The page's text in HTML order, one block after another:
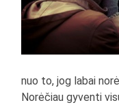
nuo to, jog labai
Norėčiau gyventi